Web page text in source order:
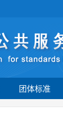
团体标准